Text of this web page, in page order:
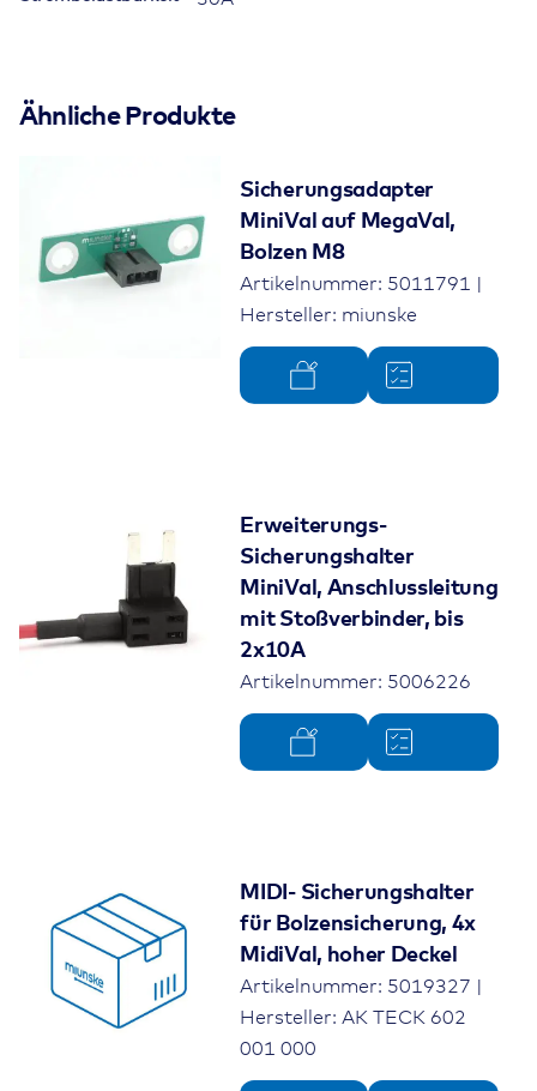
Ähnliche Produkte
Sicherungsadapter
MiniVal auf MegaVal,
Bolzen M8
Artikelnummer: 5011791 |
Hersteller: miunske
Erweiterungs-
Sicherungshalter
MiniVal, Anschlussleitung
mit Stoßverbinder, bis
2x10A
Artikelnummer: 5006226
MIDI- Sicherungshalter
für Bolzensicherung, 4x
MidiVal, hoher Deckel
Artikelnummer: 5019327 |
Hersteller: AK TECK 602
001 000